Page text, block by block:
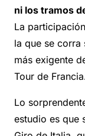
ni los tramos
La
la que se corra
más exigente
Tour de
Lo
estudio es que